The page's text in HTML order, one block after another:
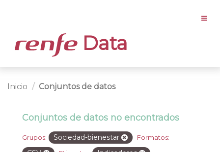
Data
Inicio Conjuntos de datos
Conjuntos de datos no encontrados
Grupos: Sociedad-bienestar Formatos: